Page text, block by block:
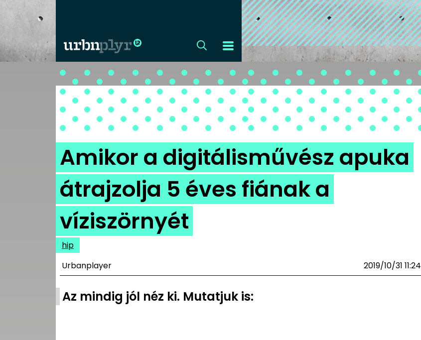
CÍMLAP
DIZÁJN
DIVAT
HIP
KULT
UTCA
MÉDIAAJÁNLAT
PR-ARCHÍVUM
Amikor a digitálisművész apuka
átrajzolja 5 éves fiának a
víziszörnyét
hip
Urbanplayer
2019/10/31 11:24
Az mindig jól néz ki. Mutatjuk is: